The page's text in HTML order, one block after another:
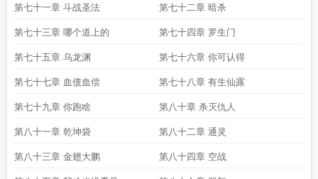
第七十一章 斗战圣法 第七十二章 暗杀
第七十三章 哪个道上的 第七十四章 罗生门
第七十五章 乌龙渊 第七十六章 你可认得
第七十七章 血债血偿 第七十八章 有生仙露
第七十九章 你跑啥 第八十章 杀灭仇人
第八十一章 乾坤袋 第八十二章 通灵
第八十三章 金翅大鹏 第八十四章 空战